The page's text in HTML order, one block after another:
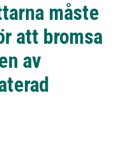
01-25
måste
att bromsa
av